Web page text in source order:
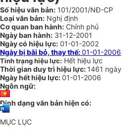
Số hiệu văn bản: 101/2001/NĐ-CP
Loại văn bản: Nghị định
Cơ quan ban hành: Chính phủ
Ngày ban hành: 31-12-2001
Ngày có hiệu lực: 01-01-2002
Ngày bị bãi bỏ, thay thế:01-01-2006
Tình trạng hiệu lực: Hết hiệu lực
Thời gian duy trì hiệu lực: 1461 ngày
Ngày hết hiệu lực:01-01-2006
Ngôn ngữ:
Định dạng văn bản hiện có:
MỤC LỤC